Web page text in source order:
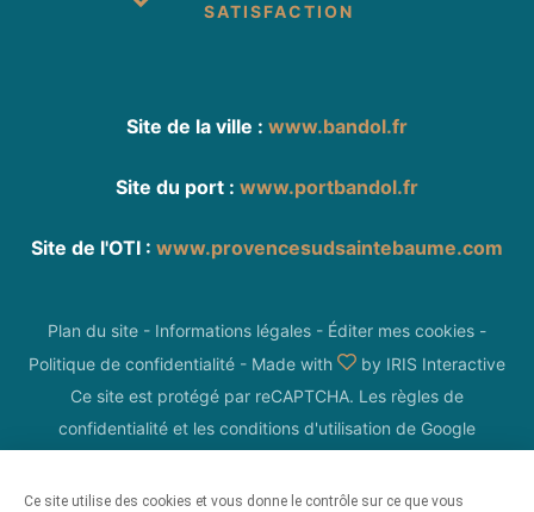
SATISFACTION
Site de la ville : www.bandol.fr
Site du port : www.portbandol.fr
Site de l'OTI : www.provencesudsaintebaume.com
Plan du site - Informations légales - Éditer mes cookies -
Politique de confidentialité - Made with by IRIS Interactive
Ce site est protégé par reCAPTCHA. Les règles de
confidentialité et les conditions d'utilisation de Google
Ce site utilise des cookies et vous donne le contrôle sur ce que vous